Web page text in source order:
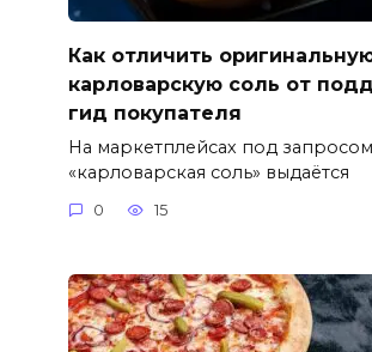
Как отличить
карловарскую соль от
гид покупателя
На маркетплейсах под запросом
«карловарская соль» выдаётся
0 15